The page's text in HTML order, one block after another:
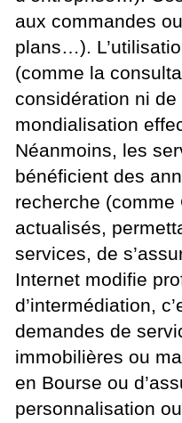
aux commandes
plans…).
(comme la
considération ni
mondialisation
Néanmoins, les
bénéficient des
recherche
actualisés,
services, de
Internet modifie
d’intermédiation,
demandes de
immobilières ou
en Bourse ou
personnalisation